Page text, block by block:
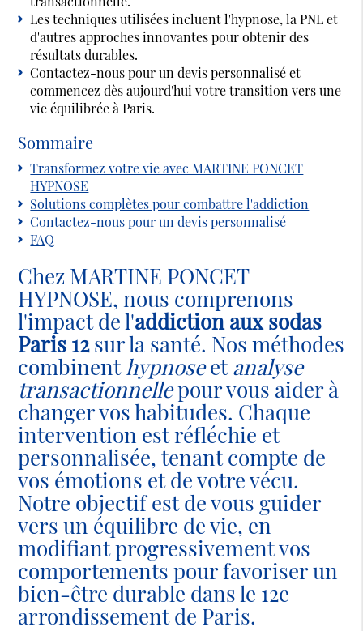
Les techniques utilisées incluent l'hypnose, la PNL et
d'autres approches innovantes pour obtenir des
résultats durables.
Contactez-nous pour un devis personnalisé et
commencez dès aujourd'hui votre transition vers une
vie équilibrée à Paris.
Sommaire
Transformez votre vie avec MARTINE PONCET
HYPNOSE
Solutions complètes pour combattre l'addiction
Contactez-nous pour un devis personnalisé
FAQ
Chez MARTINE PONCET
HYPNOSE, nous comprenons
l'impact de l'addiction aux sodas
Paris 12sur la santé. Nos méthodes
combinenthypnoseetanalyse
transactionnellepour vous aider à
changer vos habitudes. Chaque
intervention est réfléchie et
personnalisée, tenant compte de
vos émotions et de votre vécu.
Notre objectif est de vous guider
vers un équilibre de vie, en
modifiant progressivement vos
comportements pour favoriser un
bien-être durable dans le 12e
arrondissement de Paris.